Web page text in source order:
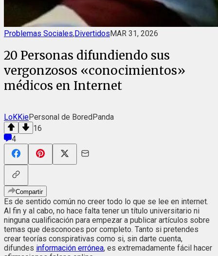
Problemas Sociales,DivertidosMAR 31, 2026
20 Personas difundiendo sus
vergonzosos «conocimientos»
médicos en Internet
LoKKiePersonal de BoredPanda
16
4
Compartir
Es de sentido común no creer todo lo que se lee en internet.
Al fin y al cabo, no hace falta tener un título universitario ni
ninguna cualificación para empezar a publicar artículos sobre
temas que desconoces por completo. Tanto si pretendes
crear teorías conspirativas como si, sin darte cuenta,
difundes información errónea, es extremadamente fácil hacer